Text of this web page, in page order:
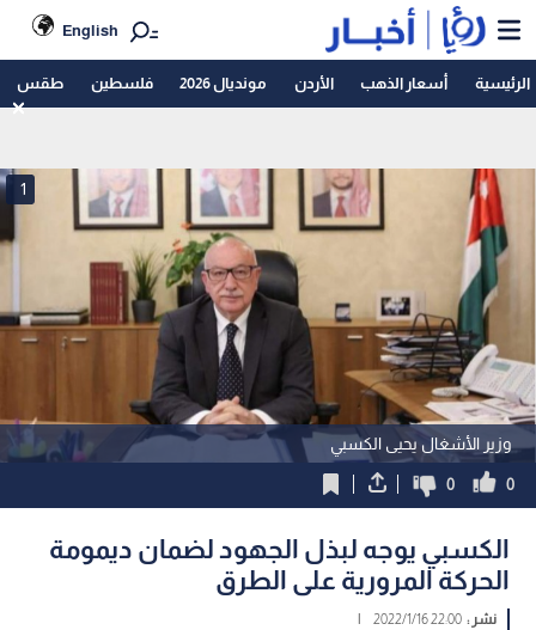
English
الرئيسية أسعار الذهب الأردن مونديال 2026 فلسطين طقس
وزير الأشغال يحيى الكسبي
1
0
0
الكسبي يوجه لبذل الجهود لضمان ديمومة
الحركة المرورية على الطرق
نشر :22:00 2022/1/16
|